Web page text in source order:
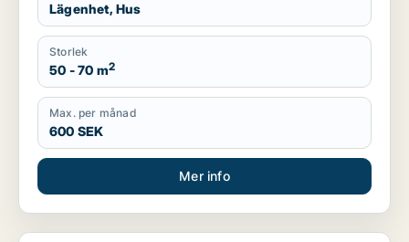
Lägenhet, Hus
Storlek
50 - 70 m2
Max. per månad
600 SEK
Mer info